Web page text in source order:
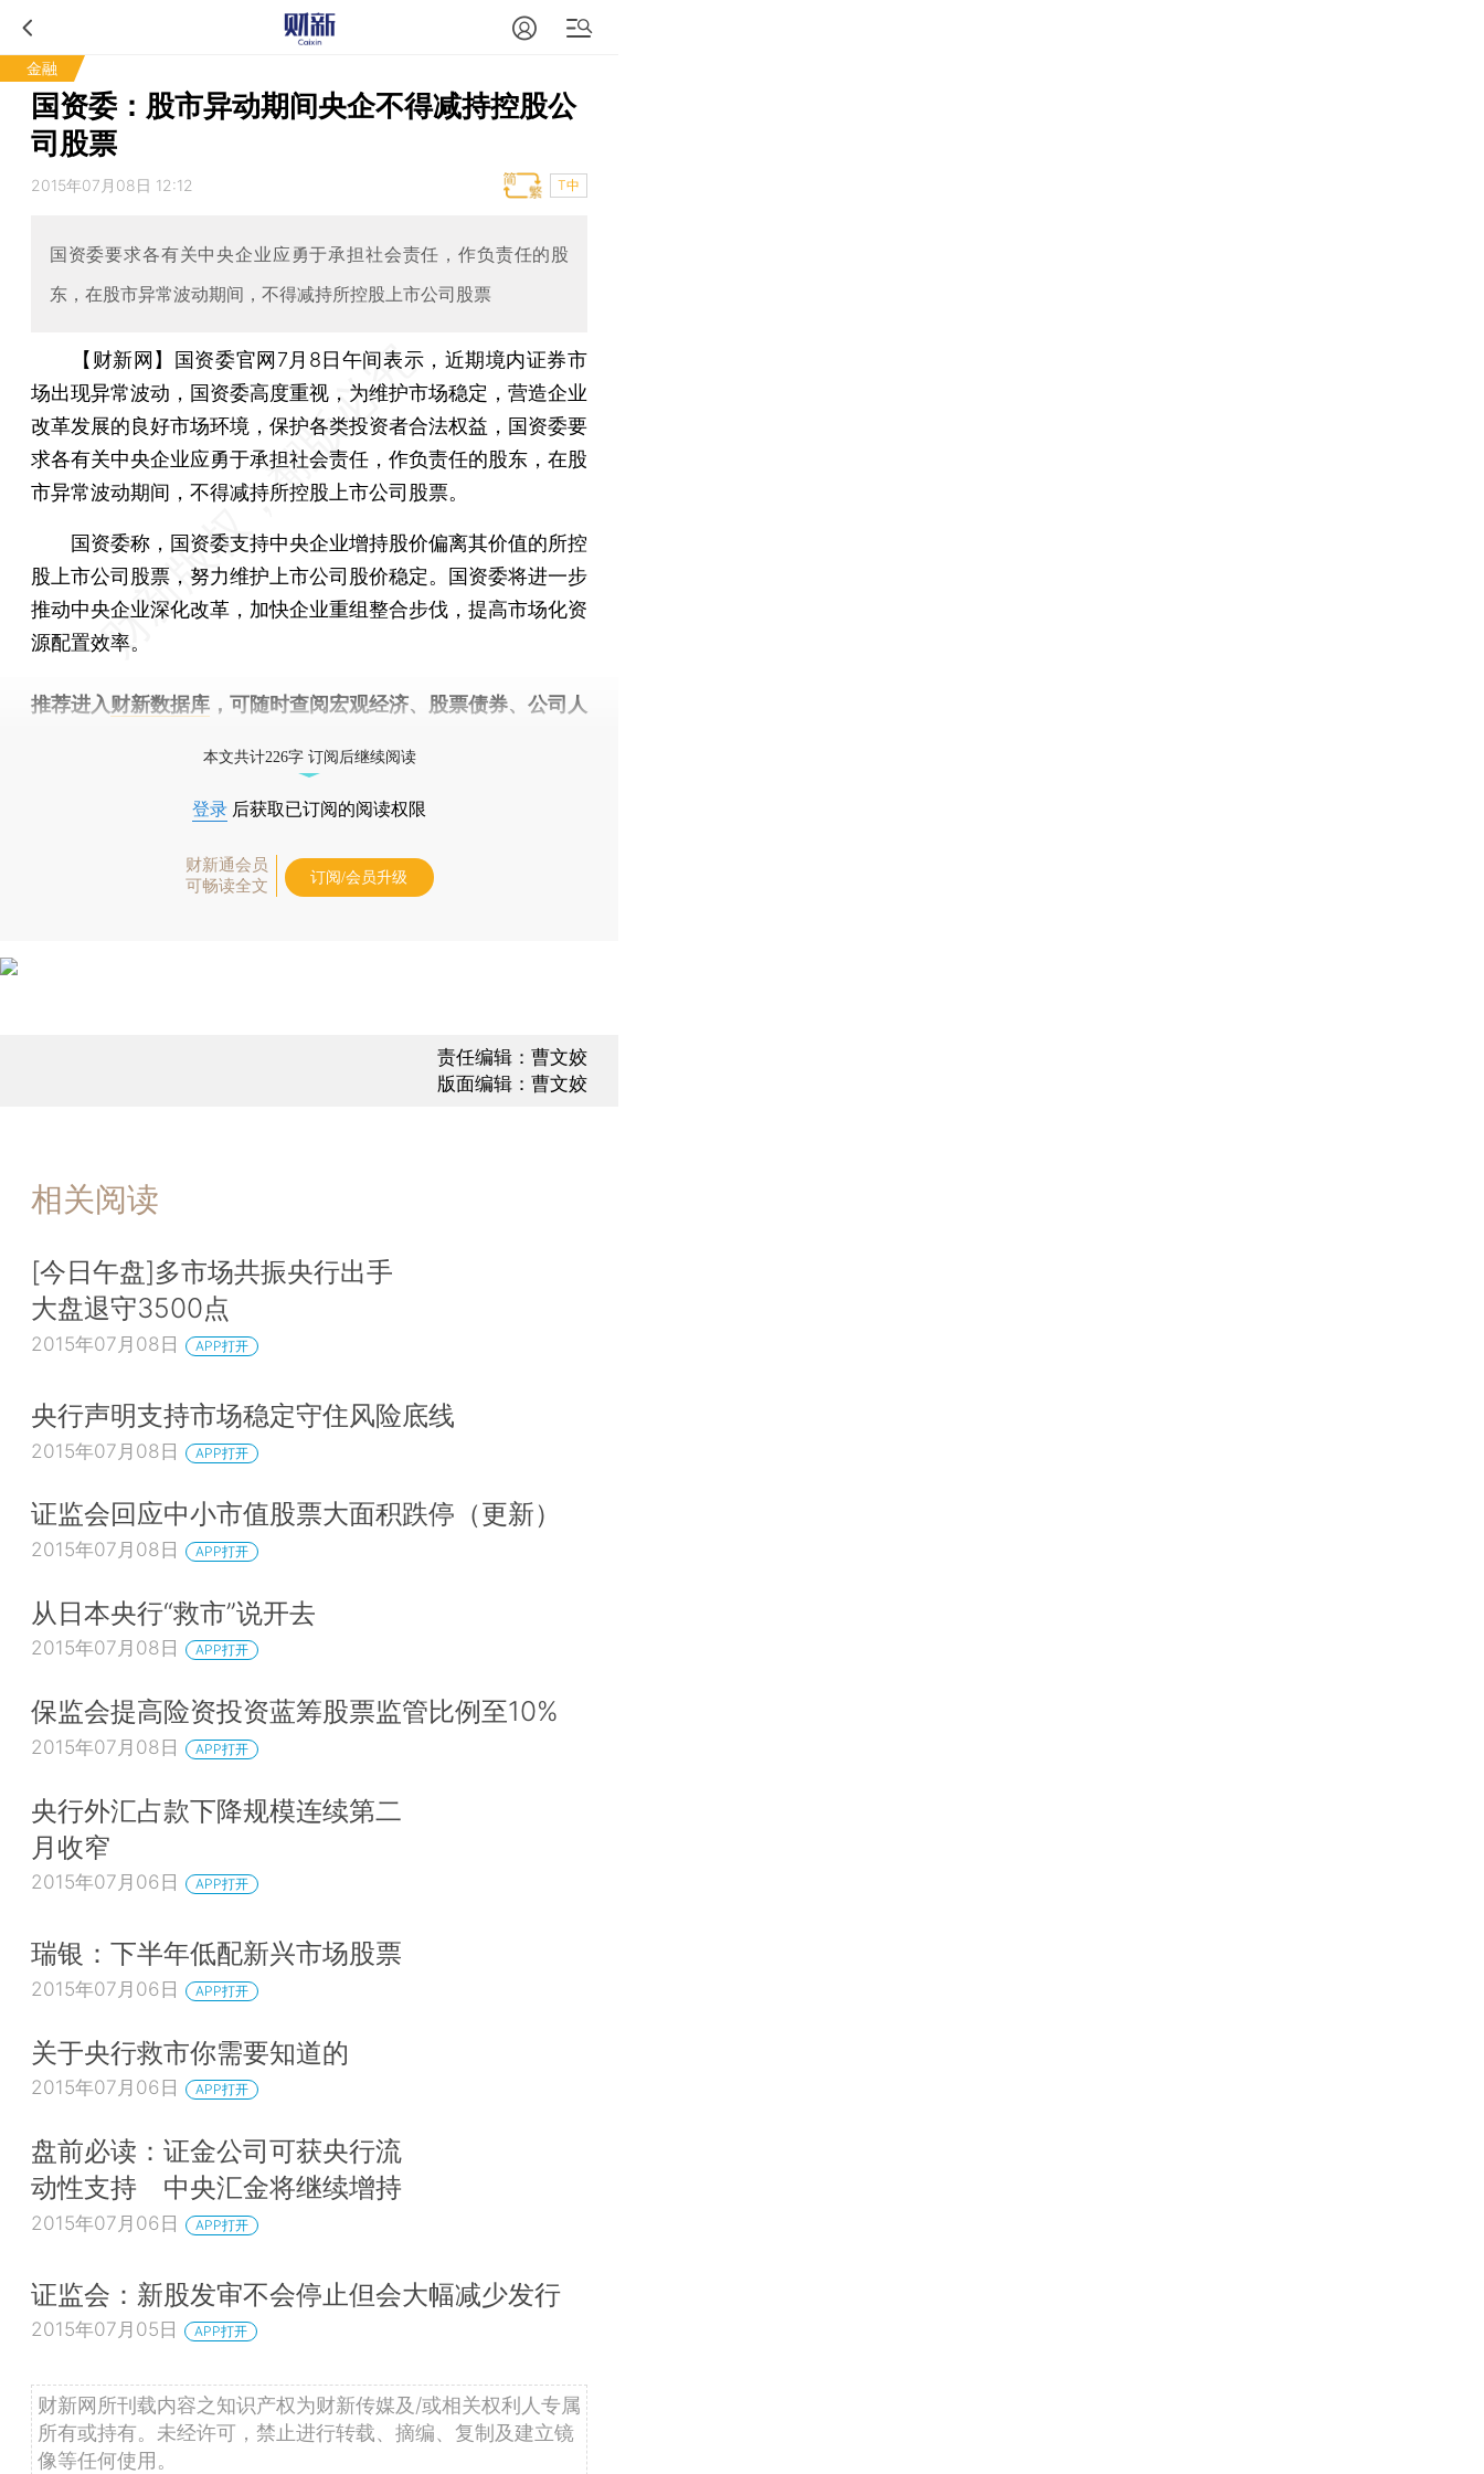
金融
国资委：股市异动期间央企不得减持控股公
司股票
2015年07月08日 12:12 T中
国资委要求各有关中央企业应勇于承担社会责任，作负责任的股
东，在股市异常波动期间，不得减持所控股上市公司股票
【财新网】 国资委官网7月8日午间表示，近期境内证券市
场出现异常波动，国资委高度重视，为维护市场稳定，营造企业
改革发展的良好市场环境，保护各类投资者合法权益，国资委要
求各有关中央企业应勇于承担社会责任，作负责任的股东，在股
市异常波动期间，不得减持所控股上市公司股票。
国资委称，国资委支持中央企业增持股价偏离其价值的所控
股上市公司股票，努力维护上市公司股价稳定。国资委将进一步
推动中央企业深化改革，加快企业重组整合步伐，提高市场化资
源配置效率。
推荐进入财新数据库 ，可随时查阅宏观经济、股票债券、公司人
本文共计226字 订阅后继续阅读
登录 后获取已订阅的阅读权限
财新通会员
可畅读全文
订阅/会员升级
责任编辑：曹文姣
版面编辑：曹文姣
相关阅读
[今日午盘]多市场共振央行出手
大盘退守3500点
2015年07月08日 APP打开
央行声明支持市场稳定守住风险底线
2015年07月08日 APP打开
证监会回应中小市值股票大面积跌停（更新）
2015年07月08日 APP打开
从日本央行“救市”说开去
2015年07月08日 APP打开
保监会提高险资投资蓝筹股票监管比例至10%
2015年07月08日 APP打开
央行外汇占款下降规模连续第二
月收窄
2015年07月06日 APP打开
瑞银：下半年低配新兴市场股票
2015年07月06日 APP打开
关于央行救市你需要知道的
2015年07月06日 APP打开
盘前必读：证金公司可获央行流
动性支持 中央汇金将继续增持
2015年07月06日 APP打开
证监会：新股发审不会停止但会大幅减少发行
2015年07月05日 APP打开
财新网所刊载内容之知识产权为财新传媒及/或相关权利人专属
所有或持有。未经许可，禁止进行转载、摘编、复制及建立镜
像等任何使用。